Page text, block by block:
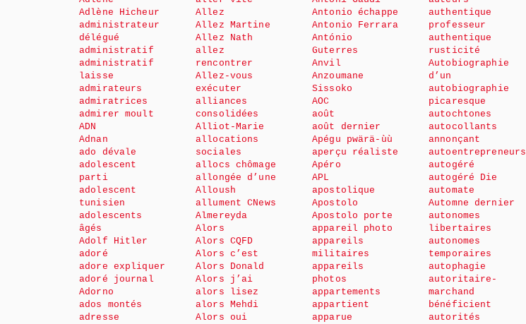
Adlène Hicheur
administrateur
délégué
administratif
administratif
laisse
admirateurs
admiratrices
admirer moult
ADN
Adnan
ado dévale
adolescent
parti
adolescent
tunisien
adolescents
âgés
Adolf Hitler
adoré
adore expliquer
adoré journal
Adorno
ados montés
adresse
Allez
Allez Martine
Allez Nath
allez
rencontrer
Allez-vous
exécuter
alliances
consolidées
Alliot-Marie
allocations
sociales
allocs chômage
allongée d’une
Alloush
allument CNews
Almereyda
Alors
Alors CQFD
Alors c’est
Alors Donald
Alors j’ai
alors lisez
alors Mehdi
Alors oui
Antonio échappe
Antonio Ferrara
António
Guterres
Anvil
Anzoumane
Sissoko
AOC
août
août dernier
Apégu pwärä-ùù
aperçu réaliste
Apéro
APL
apostolique
Apostolo
Apostolo porte
appareil photo
appareils
militaires
appareils
photos
appartements
appartient
apparue
authentique
professeur
authentique
rusticité
Autobiographie
d’un
autobiographie
picaresque
autochtones
autocollants
annonçant
autoentrepreneurs
autogéré
autogéré Die
automate
Automne dernier
autonomes
libertaires
autonomes
temporaires
autophagie
autoritaire-
marchand
bénéficient
autorités